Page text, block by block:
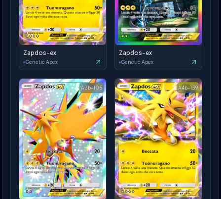
Zapdos-ex
Genetic Apex
Zapdos-ex
Genetic Apex
A3b-105 A4b-139